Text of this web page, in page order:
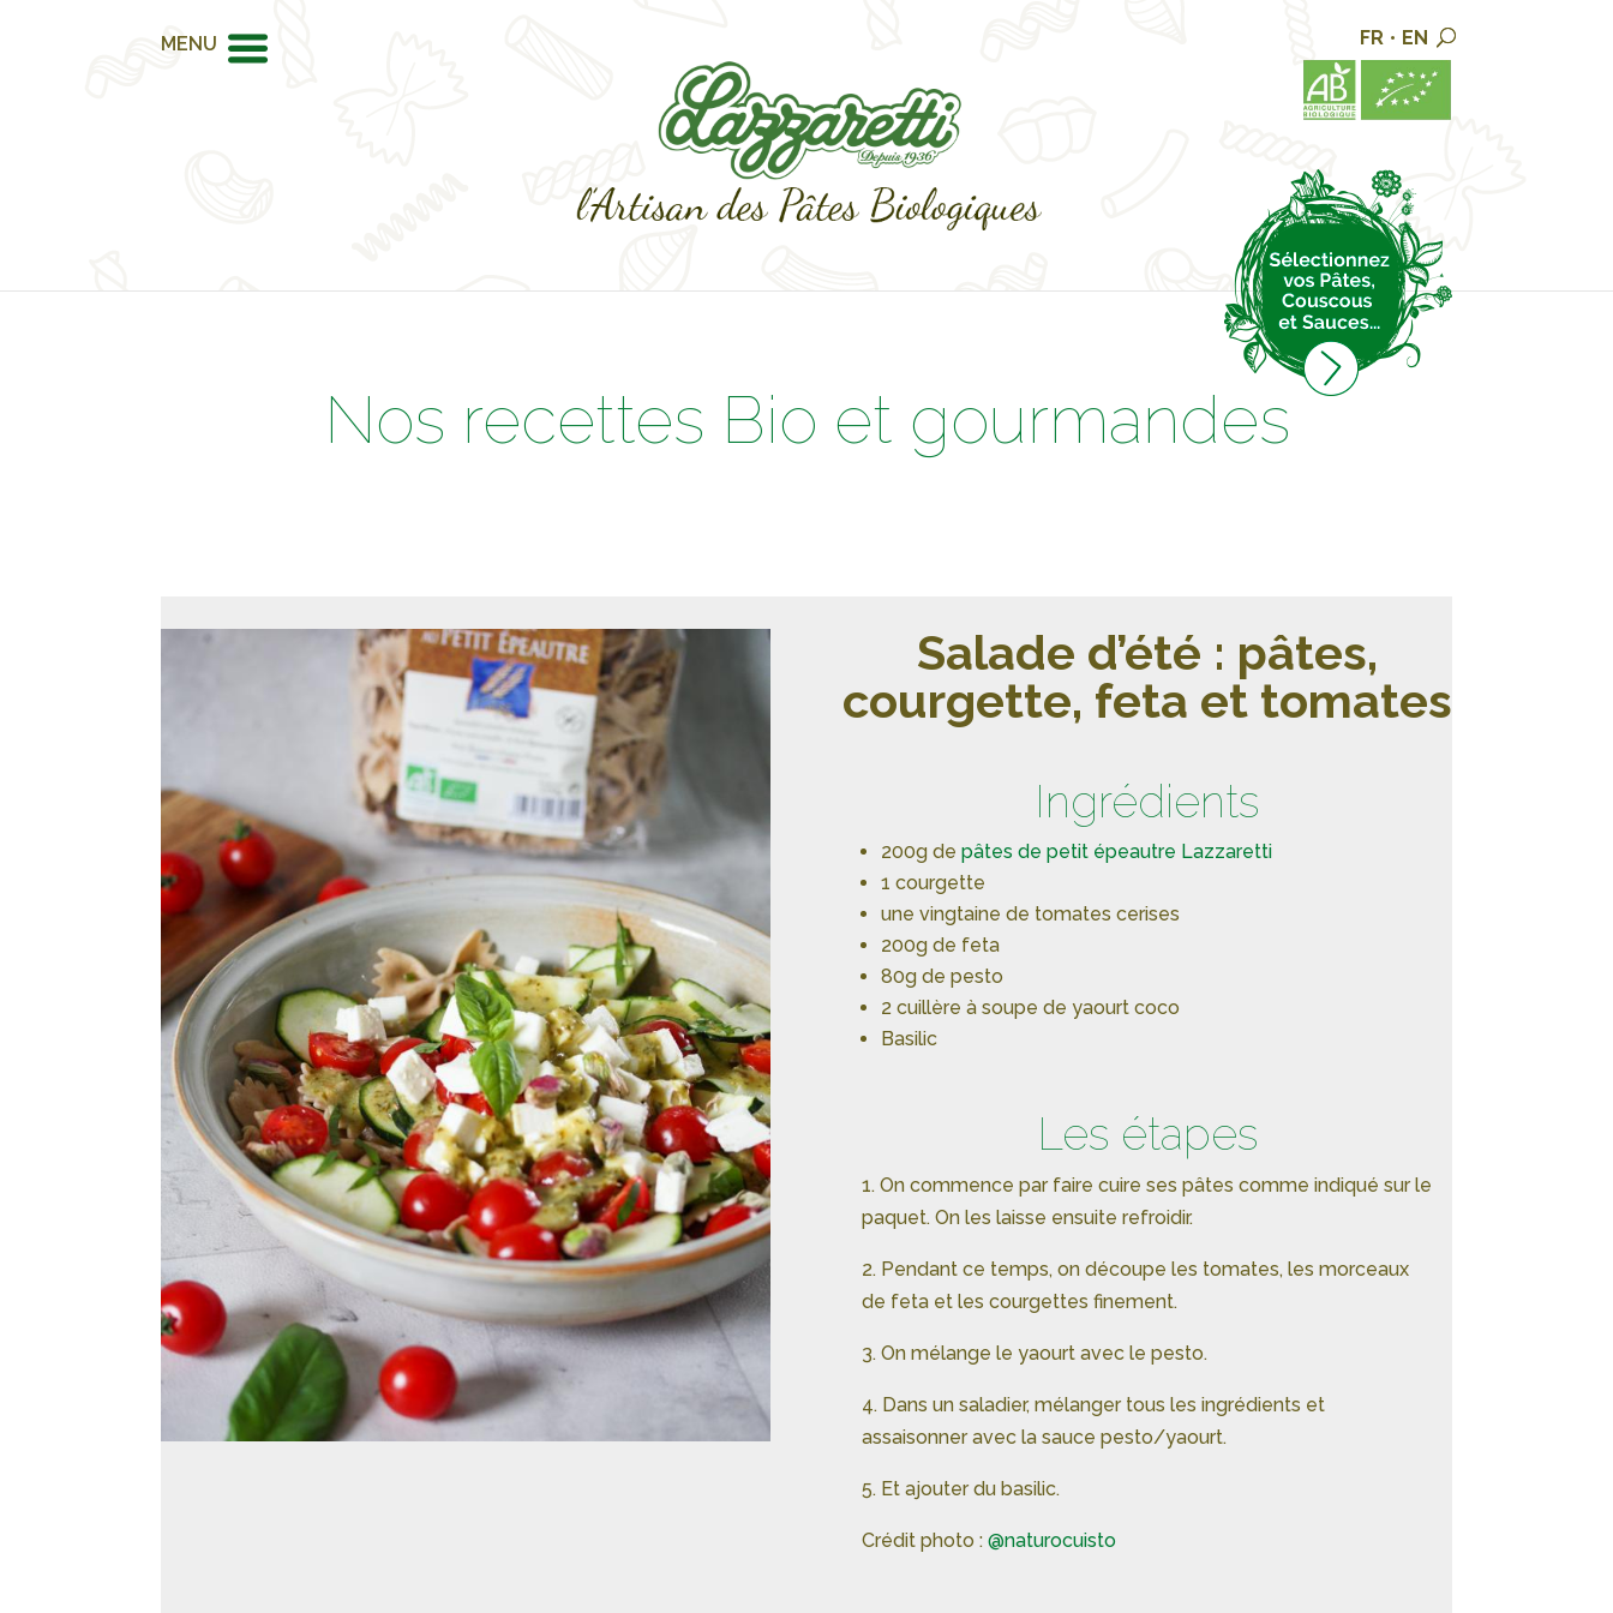
MENU FR • EN
Nos recettes Bio et gourmandes
Salade d’été : pâtes,
courgette, feta et tomates
Ingrédients
200g de pâtes de petit épeautre Lazzaretti
1 courgette
une vingtaine de tomates cerises
200g de feta
80g de pesto
2 cuillère à soupe de yaourt coco
Basilic
Les étapes
1. On commence par faire cuire ses pâtes comme indiqué sur le
paquet. On les laisse ensuite refroidir.
2. Pendant ce temps, on découpe les tomates, les morceaux
de feta et les courgettes finement.
3. On mélange le yaourt avec le pesto.
4. Dans un saladier, mélanger tous les ingrédients et
assaisonner avec la sauce pesto/yaourt.
5. Et ajouter du basilic.
Crédit photo : @naturocuisto